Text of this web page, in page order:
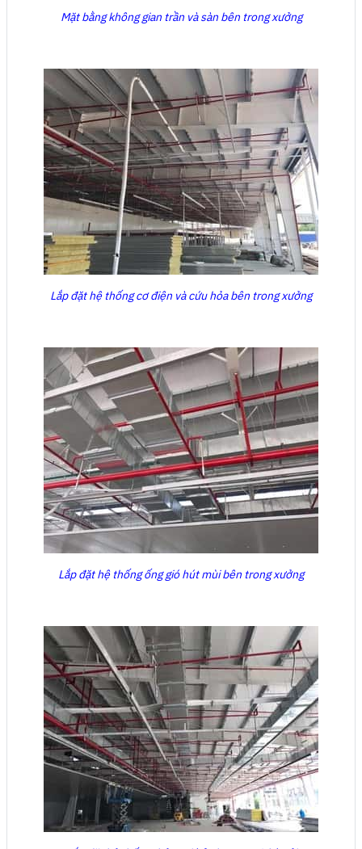
Mặt bằng không gian trần và sàn bên trong xưởng
Lắp đặt hệ thống cơ điện và cứu hỏa bên trong xưởng
Lắp đặt hệ thống ống gió hút mùi bên trong xưởng